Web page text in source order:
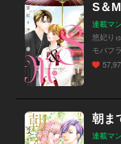
S＆
連載マ
悠妃り
モバフラ
朝ま
連載マ